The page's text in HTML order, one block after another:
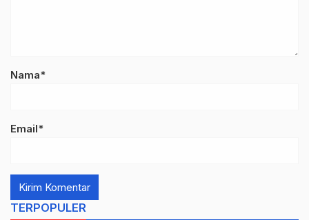
Nama*
Email*
TERPOPULER